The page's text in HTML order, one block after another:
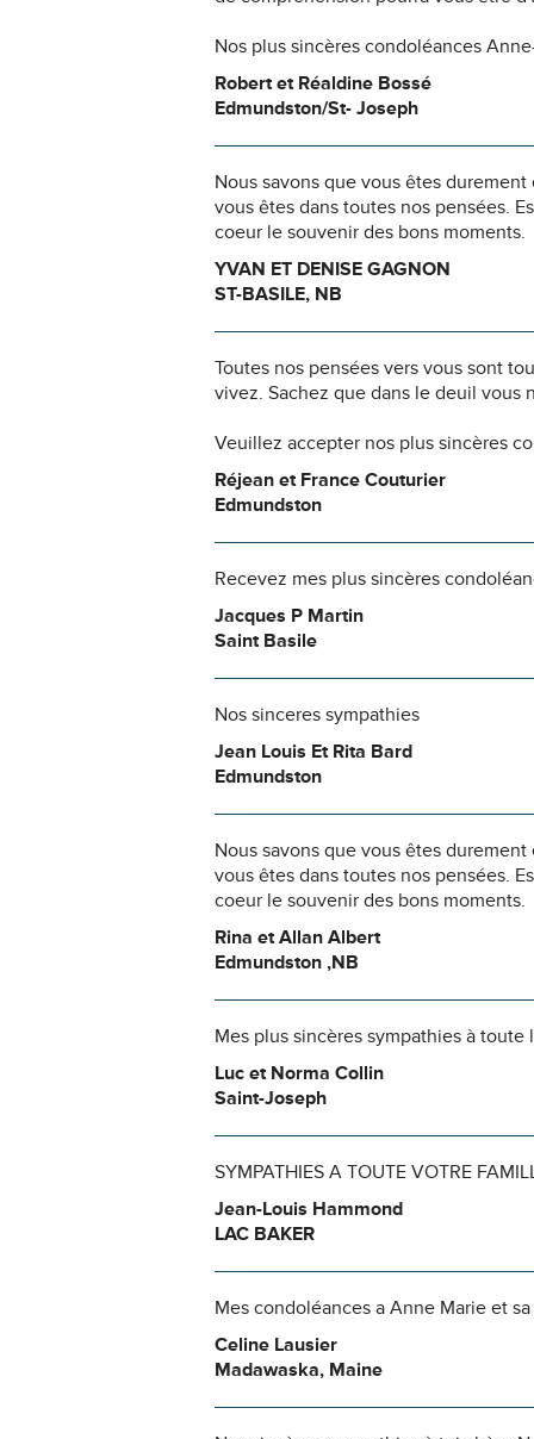
Nos plus sincères condoléances
Robert et Réaldine Bossé
Edmundston/St- Joseph
Nous savons que vous êtes
vous êtes dans toutes nos pensées.
coeur le souvenir des bons moments.
YVAN ET DENISE GAGNON
ST-BASILE, NB
Toutes nos pensées vers vous sont
vivez. Sachez que dans le deuil vous
Veuillez accepter nos plus sincères
Réjean et France Couturier
Edmundston
Recevez mes plus sincères
Jacques P Martin
Saint Basile
Nos sinceres sympathies
Jean Louis Et Rita Bard
Edmundston
Nous savons que vous êtes
vous êtes dans toutes nos pensées.
coeur le souvenir des bons moments.
Rina et Allan Albert
Edmundston ,NB
Mes plus sincères sympathies à toute
Luc et Norma Collin
Saint-Joseph
SYMPATHIES A TOUTE VOTRE
Jean-Louis Hammond
LAC BAKER
Mes condoléances a Anne Marie et
Celine Lausier
Madawaska, Maine